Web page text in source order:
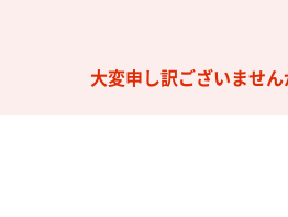
大変申し訳ございません